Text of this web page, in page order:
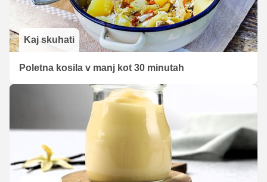
Kaj skuhati
Poletna kosila v manj kot 30 minutah